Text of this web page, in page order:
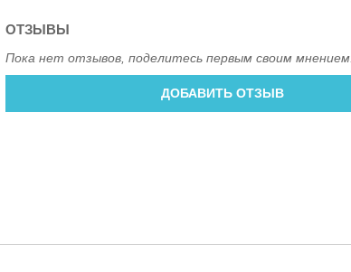
ОТЗЫВЫ
Пока нет отзывов, поделитесь первым своим мнением.
ДОБАВИТЬ ОТЗЫВ